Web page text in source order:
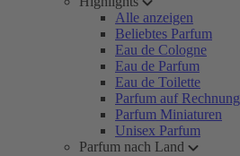
Alle anzeigen
Beliebtes Parfum
Eau de Cologne
Eau de Parfum
Eau de Toilette
Parfum auf Rechnung
Parfum Miniaturen
Unisex Parfum
Parfum nach Land